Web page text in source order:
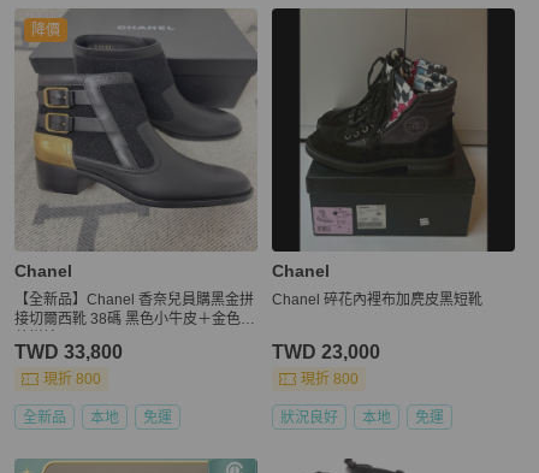
降價
Chanel
【全新品】Chanel 香奈兒員購黑金拼
接切爾西靴 38碼 黑色小牛皮＋金色皮
TWD 33,800
現折 800
全新品 本地 免運
Chanel
Chanel 碎花內裡布加麂皮黑短靴
TWD 23,000
現折 800
狀況良好 本地 免運